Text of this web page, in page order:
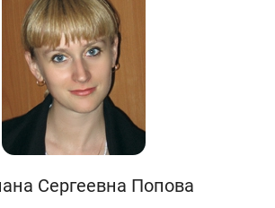
28.07.2026. Часть 1-3
в программе «Большая игра» —
27.07.2026. Часть 1-2
списки лиц, прошедших
испытания в МГУ имени
в 2026 году по каждому
списки поступающих)
в программе «Большая игра» —
в программе «Большая игра» —
06.08.2026. Часть 1-3
Сергеевна Попова